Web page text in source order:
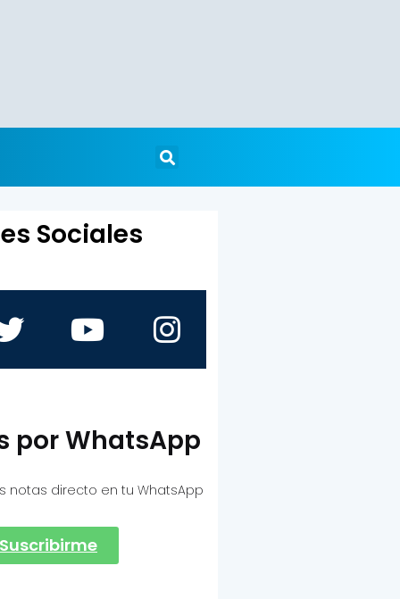
Sociales
por WhatsApp
notas directo en tu WhatsApp
Suscribirme